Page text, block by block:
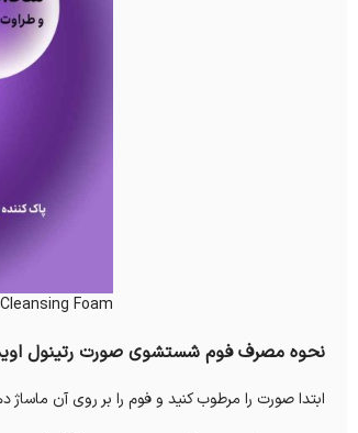
Foam
نحوه مصرف فوم شستشوی صورت رتینول
ابتدا صورت را مرطوب کنید و فوم را بر روی آن